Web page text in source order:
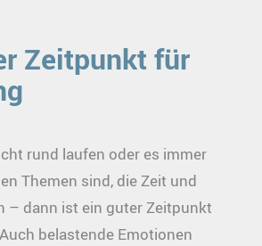
Zeitpunkt für
rund laufen oder es immer
Themen sind, die Zeit und
– dann ist ein guter Zeitpunkt
belastende Emotionen